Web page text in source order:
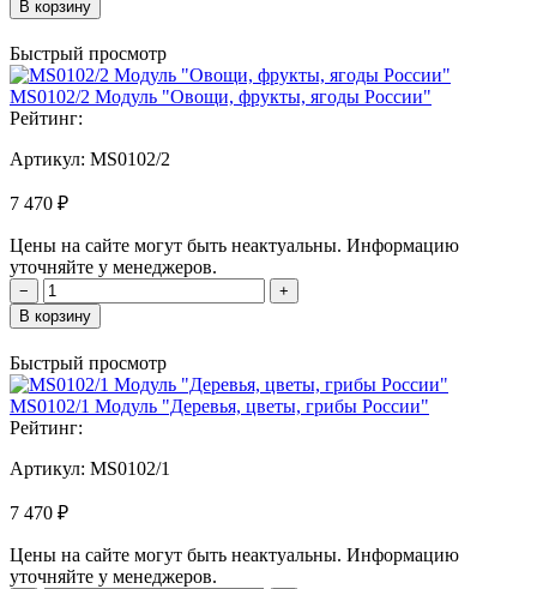
В корзину
Быстрый просмотр
MS0102/2 Модуль "Овощи, фрукты, ягоды России"
Рейтинг:
Артикул: MS0102/2
7 470 ₽
Цены на сайте могут быть неактуальны. Информацию
уточняйте у менеджеров.
−
+
В корзину
Быстрый просмотр
MS0102/1 Модуль "Деревья, цветы, грибы России"
Рейтинг:
Артикул: MS0102/1
7 470 ₽
Цены на сайте могут быть неактуальны. Информацию
уточняйте у менеджеров.